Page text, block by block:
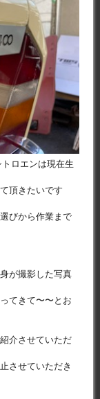
ロエンは現在生
頂きたいです
びから作業まで
が撮影した写真
てきて〜〜とお
介させていただ
させていただき